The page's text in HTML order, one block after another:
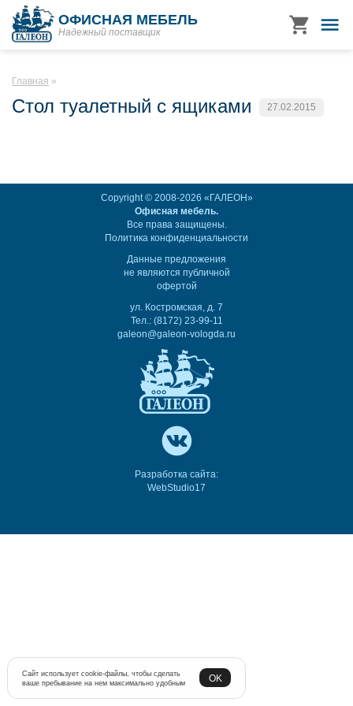
ОФИСНАЯ МЕБЕЛЬ
Надежный поставщик
Главная
Стол туалетный с ящиками 27.02.2015
Copyright © 2008-2026 «ГАЛЕОН»
Офисная мебель.
Все права защищены.
Политика конфиденциальности
Данные предложения
не являются публичной
офертой
ул. Костромская, д. 7
Тел.: (8172) 23-99-11
galeon@galeon-vologda.ru
Разработка сайта:
WebStudio17
Сайт использует cookie-файлы, чтобы сделать
ваше пребывание на нем максимально удобным
OK